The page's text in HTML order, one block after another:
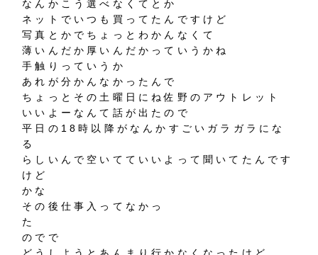
なんかこう選べなくてとか
ネットでいつも買ってたんですけど
写真とかでちょっとわかんなくて
薄いんだか厚いんだかっていうかね
手触りっていうか
あれが分かんなかったんで
ちょっとその土曜日にね佐野のアウトレット
いいよーなんて話が出たので
平日の18時以降がなんかすごいガラガラにな
る
らしいんで空いてていいよって聞いてたんです
けど
かな
その後仕事入ってなかっ
た
のでで